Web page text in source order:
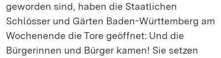
geworden sind, haben die Staatlichen
Schlösser und Gärten Baden-Württemberg am
Wochenende die Tore geöffnet: Und die
Bürgerinnen und Bürger kamen! Sie setzen